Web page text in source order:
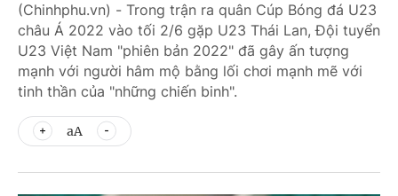
(Chinhphu.vn) - Trong trận ra quân Cúp Bóng đá U23
châu Á 2022 vào tối 2/6 gặp U23 Thái Lan, Đội tuyển
U23 Việt Nam "phiên bản 2022" đã gây ấn tượng
mạnh với người hâm mộ bằng lối chơi mạnh mẽ với
tinh thần của "những chiến binh".
aA